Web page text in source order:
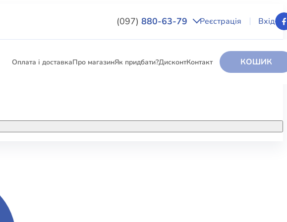
(097) 880-63-79 Реєстрація Вхід
Оплата і доставкаПро магазинЯк придбати?ДисконтКонтакт КОШИК
ЕЛЕКТРОННІ КНИГИ
КНИГА В КОМПЛЕКТІ